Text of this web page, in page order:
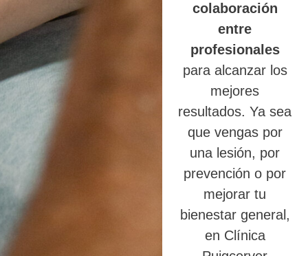
colaboración
entre
profesionales
para alcanzar los
mejores
resultados. Ya sea
que vengas por
una lesión, por
prevención o por
mejorar tu
bienestar general,
en Clínica